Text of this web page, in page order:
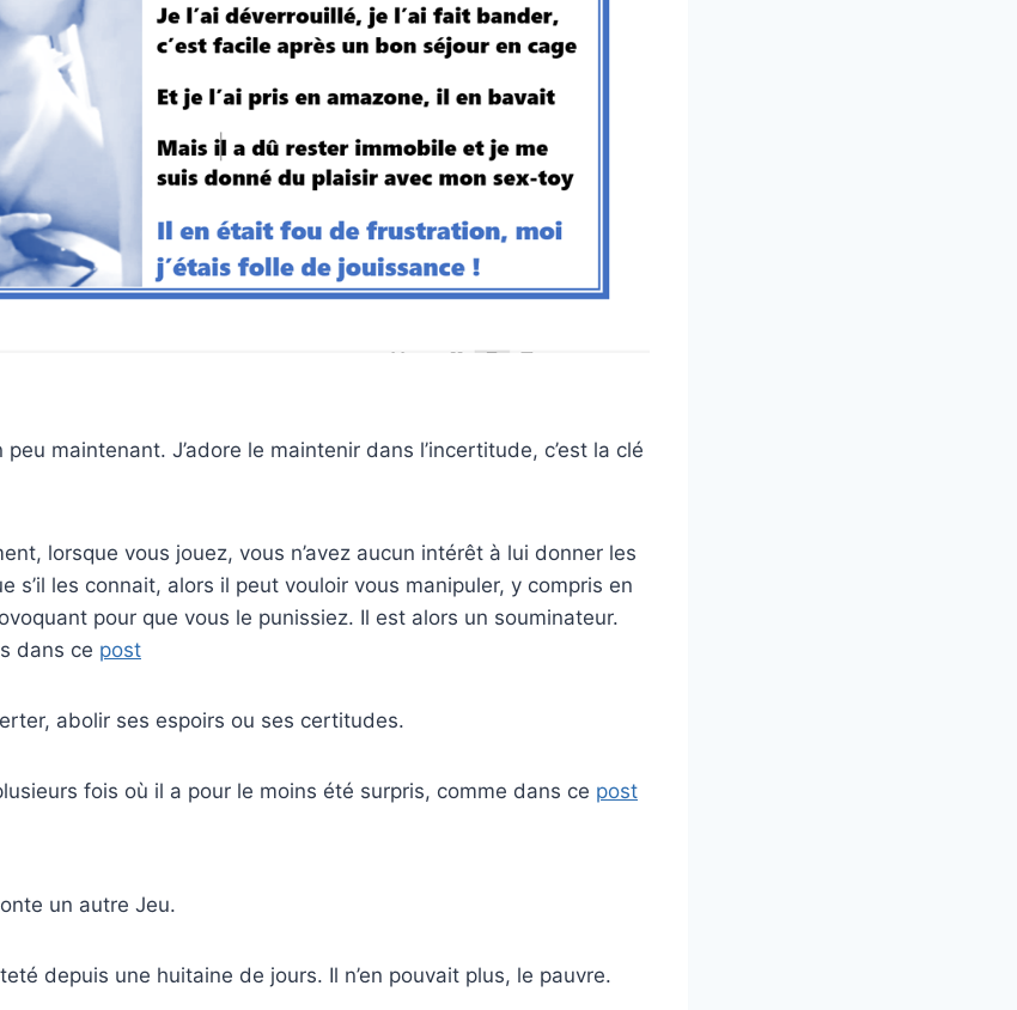
maintenant. J’adore le maintenir dans l’incertitude, c’est la clé
lorsque vous jouez, vous n’avez aucun intérêt à lui donner les
s’il les connait, alors il peut vouloir vous manipuler, y compris en
pour que vous le punissiez. Il est alors un souminateur.
dans ce post
abolir ses espoirs ou ses certitudes.
fois où il a pour le moins été surpris, comme dans ce post
un autre Jeu.
depuis une huitaine de jours. Il n’en pouvait plus, le pauvre.